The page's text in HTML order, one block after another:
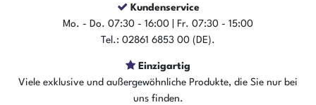
Der Artikel ist sofort verfügbar
In den Warenkorb
Kundenservice
Mo. - Do. 07:30 - 16:00 | Fr. 07:30 - 15:00
Tel.: 02861 6853 00 (DE).
Einzigartig
Viele exklusive und außergewöhnliche Produkte, die Sie nur bei
uns finden.